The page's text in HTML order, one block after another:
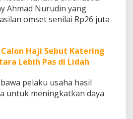
Ahmad Nurudin yang
omset senilai Rp26 juta
Calon Haji Sebut Katering
Lebih Pas di Lidah
pelaku usaha hasil
untuk meningkatkan daya